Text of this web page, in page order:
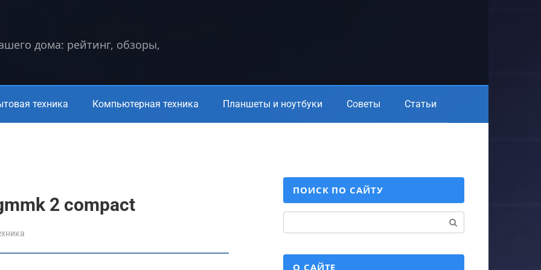
дома: рейтинг, обзоры,
техника Компьютерная техника Планшеты и ноутбуки Советы Статьи
2 compact
ПОИСК ПО САЙТУ
О САЙТЕ